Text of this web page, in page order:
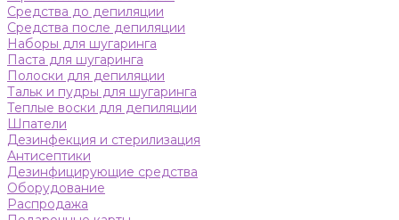
Средства до депиляции
Средства после депиляции
Наборы для шугаринга
Паста для шугаринга
Полоски для депиляции
Тальк и пудры для шугаринга
Теплые воски для депиляции
Шпатели
Дезинфекция и стерилизация
Антисептики
Дезинфицирующие средства
Оборудование
Распродажа